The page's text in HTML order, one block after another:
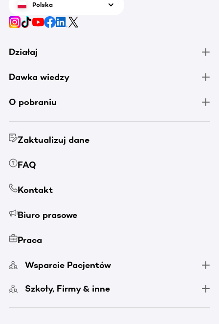
Polska
Działaj
Dawka wiedzy
O pobraniu
Zaktualizuj dane
FAQ
Kontakt
Biuro prasowe
Praca
Wsparcie Pacjentów
Szkoły, Firmy & inne